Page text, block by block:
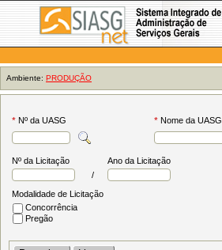
Ambiente: PRODUÇÃO
* Nº da UASG * Nome da UASG
Nº da Licitação
Ano da Licitação
/
Modalidade de Licitação
Concorrência
Pregão